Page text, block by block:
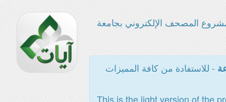
المصحف الإلكتروني بجامعة
- للاستفادة من كافة المميزات
This is the light version of the